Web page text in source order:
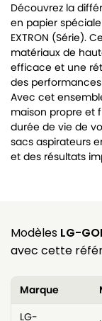
Découvrez la
en papier
EXTRON (Série).
matériaux de
efficace et une
des
Avec cet
maison propre et
durée de vie de
sacs aspirateurs
et des résultats
Modèles LG-
avec cette
Marque
LG-